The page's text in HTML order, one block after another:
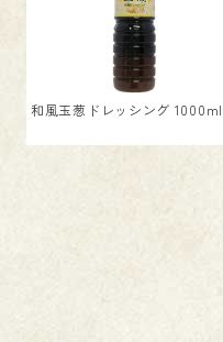
和風玉葱ドレッシング 1000ml